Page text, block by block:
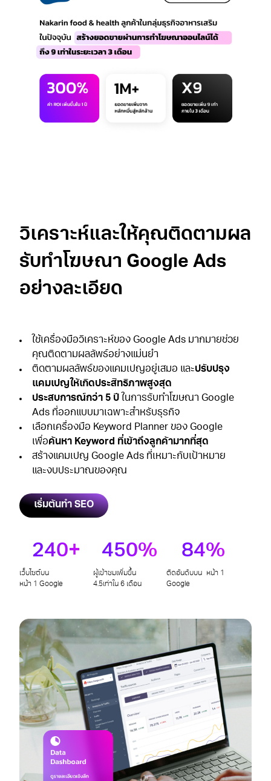
วิเคราะห์และให้คุณติดตามผล
รับทําโฆษณา Google Ads
อย่างละเอียด
ใช้เครื่องมือวิเคราะห์ของ Google Ads มากมายช่วย
คุณติดตามผลลัพธ์อย่างแม่นยำ
ติดตามผลลัพธ์ของแคมเปญอยู่เสมอ และปรับปรุง
แคมเปญให้เกิดประสิทธิภาพสูงสุด
ประสบการณ์กว่า 5 ปี ในการรับทําโฆษณา Google
Ads ที่ออกแบบมาเฉพาะสำหรับธุรกิจ
เลือกเครื่องมือ Keyword Planner ของ Google
เพื่อค้นหา Keyword ที่เข้าถึงลูกค้ามากที่สุด
สร้างแคมเปญ Google Ads ที่เหมาะกับเป้าหมาย
และงบประมาณของคุณ
เริ่มต้นทำ SEO
240+
เว็บไซต์บน
หน้า 1 Google
450%
ผู้เข้าชมเพิ่มขึ้น
4.5เท่าใน 6 เดือน
84%
ติดอันดับบน หน้า 1
Google